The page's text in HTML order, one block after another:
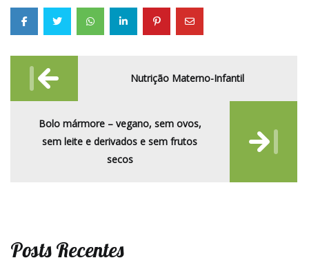
Post
navigation
Nutrição Materno-Infantil
Bolo mármore – vegano, sem ovos,
sem leite e derivados e sem frutos
secos
Posts Recentes